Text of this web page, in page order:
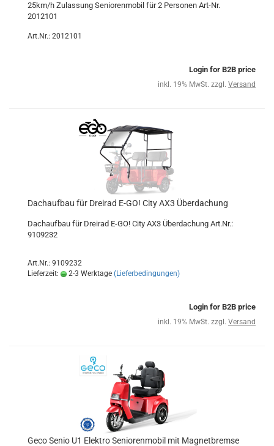
25km/h Zulassung Seniorenmobil für 2 Personen Art-Nr.
2012101
Art.Nr.: 2012101
Login for B2B price
inkl. 19% MwSt. zzgl. Versand
Dachaufbau für Dreirad E-GO! City AX3 Überdachung
Dachaufbau für Dreirad E-GO! City AX3 Überdachung Art.Nr.:
9109232
Art.Nr.: 9109232
Lieferzeit:
2-3 Werktage (Lieferbedingungen)
Login for B2B price
inkl. 19% MwSt. zzgl. Versand
Geco Senio U1 Elektro Seniorenmobil mit Magnetbremse